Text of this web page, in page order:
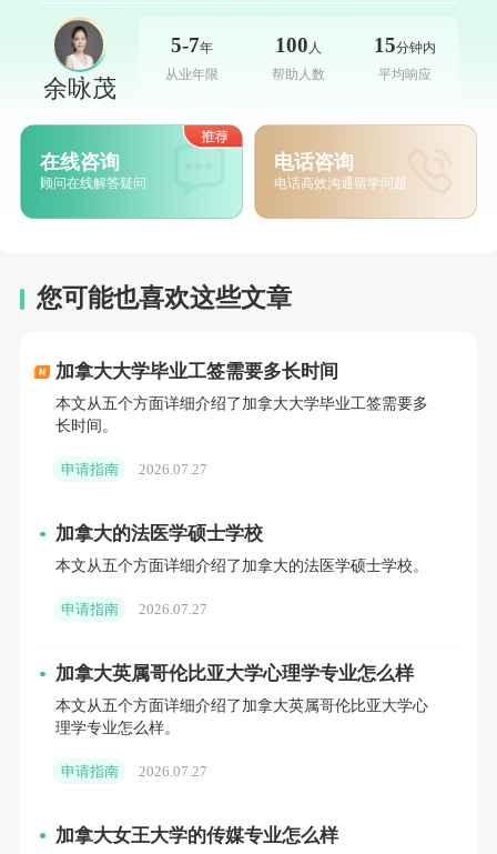
多数加拿大医学院要求申请人提供医学院入学
考试（MCAT）成绩。MCAT考试主要考察学
生的医学基础知识、批判性思维能力和解决问
题的能力，建议成绩达到90%分位以上。部分
学校还设有专业笔试或技能测试（如案例分
析），申请者需提前了解目标院校的具体要
推荐信与个人陈述在申请过程中同样占据重要
是教授、导师或雇主等，推荐信应能够体现申
请人的学术能力、个人品质和专业潜力。个人
请者的背景和优势。
力。申请者可参与医院实习、社区志愿服务或
发表医学相关论文等。部分院校明确要求申请
者具备至少6个月的临床或实验室经验。此外，
长期参与义工活动、科研项目等也能体现申请
者对医学专业的热情与投入，展现其综合能力
余咏茂
5-7年
从业年限
100 人
帮助人数
15分钟内
平均响应
在线咨询
顾问在线解答疑问
电话咨询
电话高效沟通留学问题
您可能也喜欢这些文章
加拿大大学毕业工签需要多长时间
本文从五个方面详细介绍了加拿大大学毕业工签需要多
长时间。
申请指南 2026.07.27
加拿大的法医学硕士学校
本文从五个方面详细介绍了加拿大的法医学硕士学校。
申请指南 2026.07.27
加拿大英属哥伦比亚大学心理学专业怎么样
本文从五个方面详细介绍了加拿大英属哥伦比亚大学心
理学专业怎么样。
申请指南 2026.07.27
加拿大女王大学的传媒专业怎么样